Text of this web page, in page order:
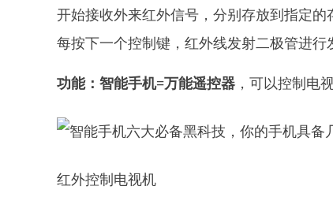
开始接收外来红外信号，分别存放到指定
每按下一个控制键，红外线发射二极管进行
功能： 智能手机=万能遥控器 ，可以控制电
红外控制电视机